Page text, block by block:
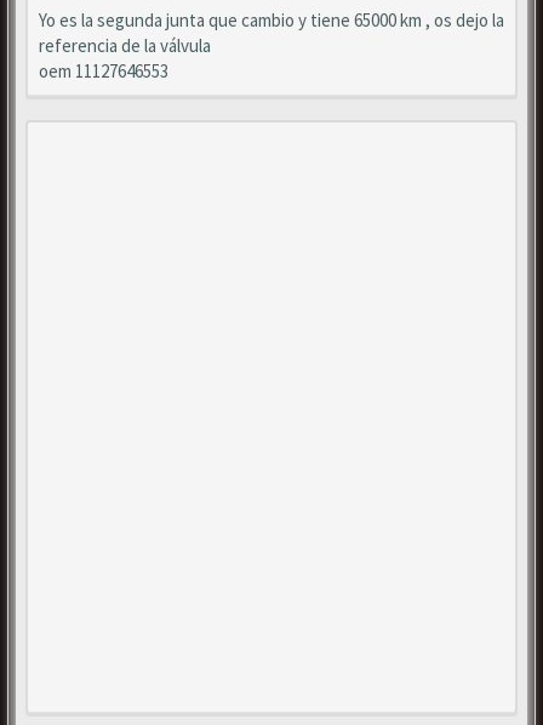
Yo es la segunda junta que cambio y tiene 65000 km , os dejo la
referencia de la válvula
oem 11127646553